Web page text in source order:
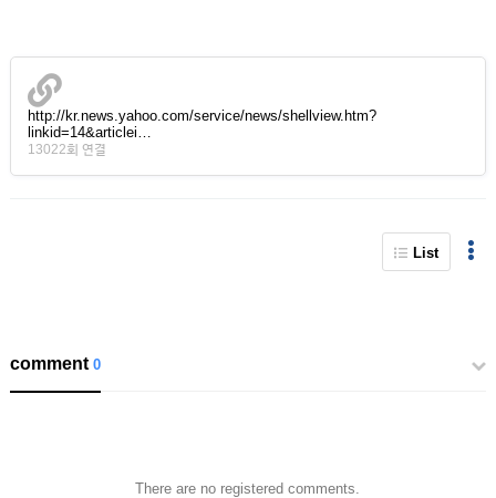
http://kr.news.yahoo.com/service/news/shellview.htm?
linkid=14&articlei…
13022회 연결
List
comment0
There are no registered comments.